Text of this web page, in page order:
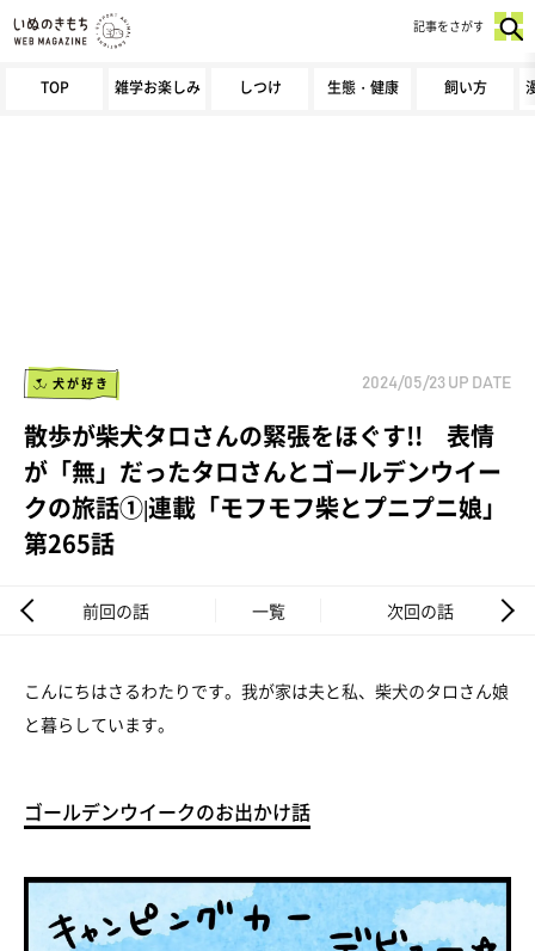
TOP 雑学お楽しみ しつけ 生態・健康 飼い方
記事をさがす
犬が好き 2024/05/23 UP DATE
散歩が柴犬タロさんの緊張をほぐす!! 表情
が「無」だったタロさんとゴールデンウイー
クの旅話①|連載「モフモフ柴とプニプニ娘」
第265話
前回の話 一覧 次回の話
こんにちはさるわたりです。我が家は夫と私、柴犬のタロさん娘
と暮らしています。
ゴールデンウイークのお出かけ話